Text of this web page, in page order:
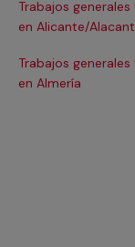
Trabajos
en Alicante/Alacant
Trabajos
en Almería